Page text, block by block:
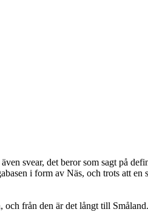
svear, det beror som sagt på
i form av Näs, och trots att en
från den är det långt till Småland.